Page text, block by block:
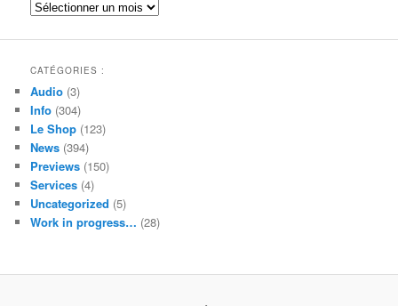
Archives
CATÉGORIES :
Audio (3)
Info (304)
Le Shop (123)
News (394)
Previews (150)
Services (4)
Uncategorized (5)
Work in progress… (28)